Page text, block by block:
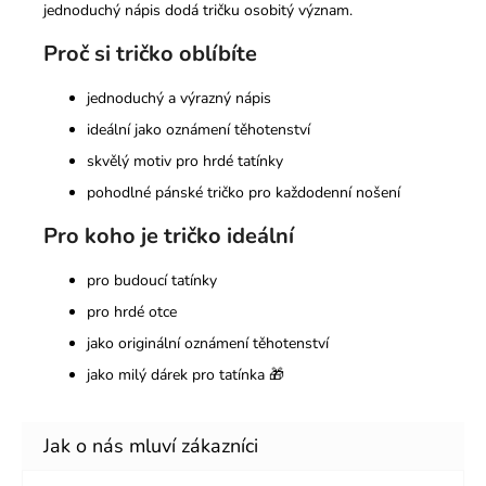
jednoduchý nápis dodá tričku osobitý význam.
Proč si tričko oblíbíte
jednoduchý a výrazný nápis
ideální jako oznámení těhotenství
skvělý motiv pro hrdé tatínky
pohodlné pánské tričko pro každodenní nošení
Pro koho je tričko ideální
pro budoucí tatínky
pro hrdé otce
jako originální oznámení těhotenství
jako milý dárek pro tatínka 🎁